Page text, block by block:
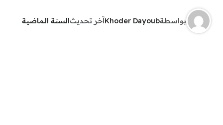
بواسطةKhoder Dayoubآخر تحديثالسنة الماضية